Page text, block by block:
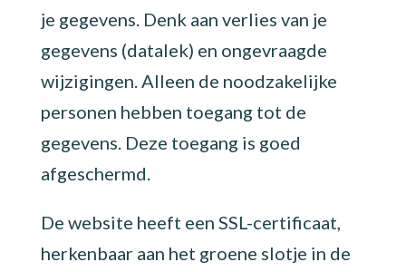
je gegevens. Denk aan verlies van je
gegevens (datalek) en ongevraagde
wijzigingen. Alleen de noodzakelijke
personen hebben toegang tot de
gegevens. Deze toegang is goed
afgeschermd.
De website heeft een SSL-certificaat,
herkenbaar aan het groene slotje in de